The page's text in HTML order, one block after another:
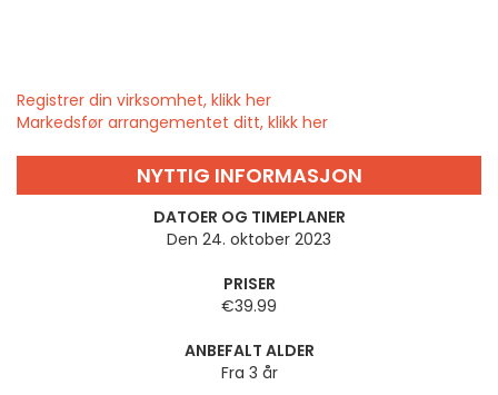
Registrer din virksomhet, klikk her
Markedsfør arrangementet ditt, klikk her
NYTTIG INFORMASJON
DATOER OG TIMEPLANER
Den 24. oktober 2023
PRISER
€39.99
ANBEFALT ALDER
Fra 3 år